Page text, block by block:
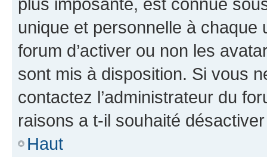
unique et personnelle à chaque
forum d’activer ou non les
sont mis à disposition. Si vous
contactez l’administrateur du
raisons a t-il souhaité
Haut